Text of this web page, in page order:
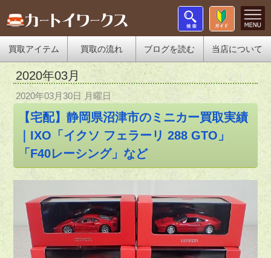
買取アイテム 買取の流れ ブログを読む 当店について
2020年03月
2020年03月30日 月曜日
【宅配】静岡県沼津市のミニカー買取実績
｜IXO「イクソ フェラーリ 288 GTO」
「F40レーシング」など